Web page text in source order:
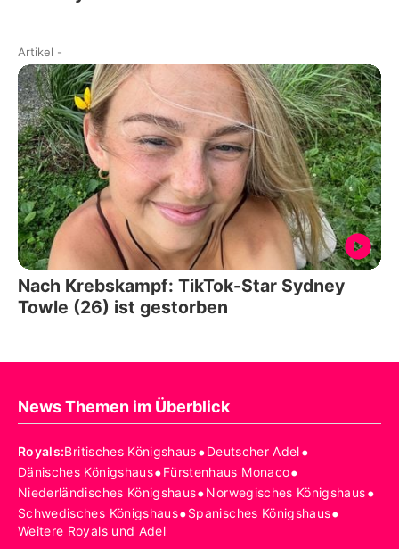
Artikel -
Nach Krebskampf: TikTok-Star Sydney
Towle (26) ist gestorben
News Themen im Überblick
Royals:Britisches Königshaus•Deutscher Adel•
Dänisches Königshaus•Fürstenhaus Monaco•
Niederländisches Königshaus•Norwegisches Königshaus•
Schwedisches Königshaus•Spanisches Königshaus•
Weitere Royals und Adel